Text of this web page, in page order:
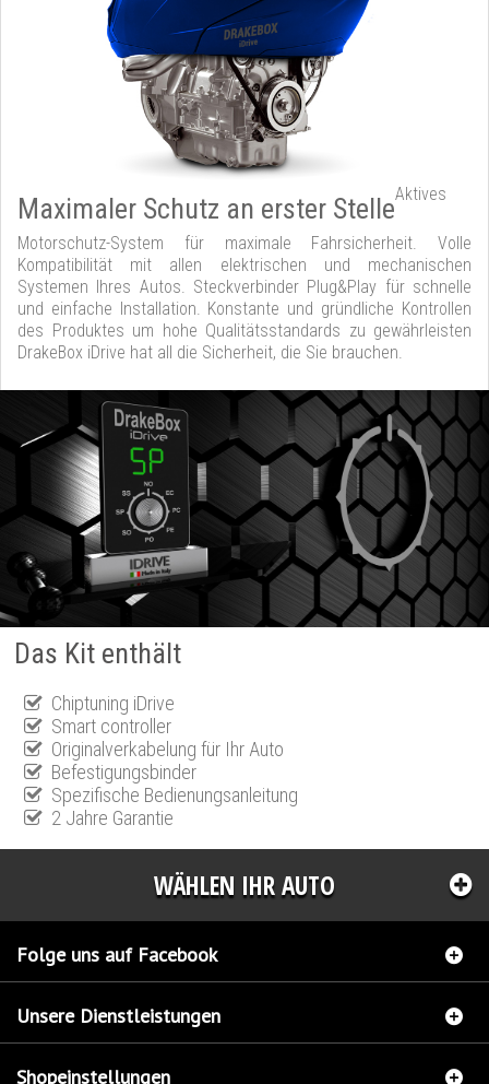
Maximaler Schutz an erster StelleAktives
Motorschutz-System für maximale Fahrsicherheit. Volle
Kompatibilität mit allen elektrischen und mechanischen
Systemen Ihres Autos. Steckverbinder Plug&Play für schnelle
und einfache Installation. Konstante und gründliche Kontrollen
des Produktes um hohe Qualitätsstandards zu gewährleisten
DrakeBox iDrive hat all die Sicherheit, die Sie brauchen.
Das Kit enthält
Chiptuning iDrive
Smart controller
Originalverkabelung für Ihr Auto
Befestigungsbinder
Spezifische Bedienungsanleitung
2 Jahre Garantie
WÄHLEN IHR AUTO
Folge uns auf Facebook
Unsere Dienstleistungen
Shopeinstellungen